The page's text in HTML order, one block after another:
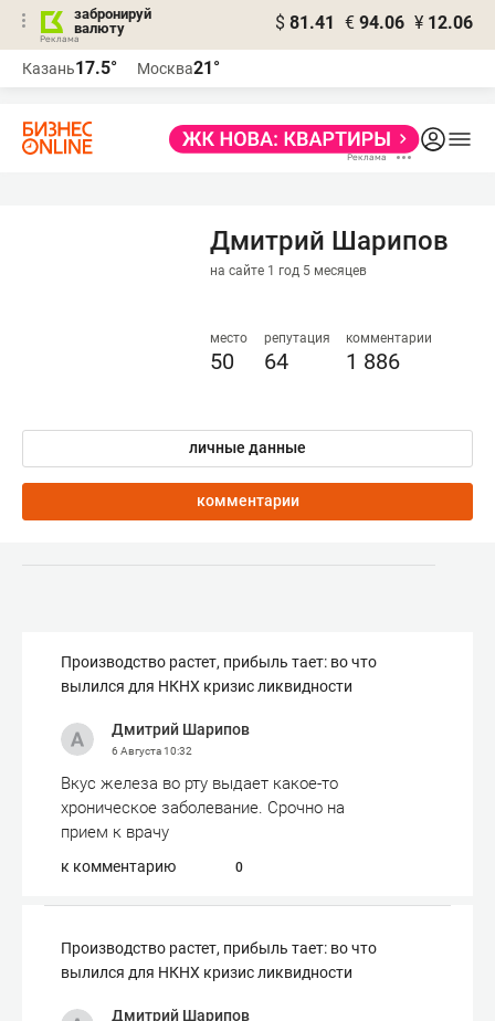
забронируй
валюту
$ 81.41 € 94.06 ¥ 12.06
Казань17.5° Москва21°
Дмитрий Шарипов
на сайте 1 год 5 месяцев
место
50
репутация
64
комментарии
1 886
личные данные
комментарии
Производство растет, прибыль тает: во что
вылился для НКНХ кризис ликвидности
Дмитрий Шарипов
6 Августа10:32
Вкус железа во рту выдает какое-то
хроническое заболевание. Срочно на
прием к врачу
к комментарию 0
Производство растет, прибыль тает: во что
вылился для НКНХ кризис ликвидности
Дмитрий Шарипов